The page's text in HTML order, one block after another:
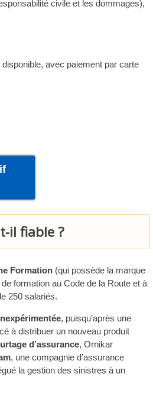
civile et les dommages),
avec paiement par carte
il fiable ?
Formation (qui possède la marque
de formation au Code de la Route et à
250 salariés.
, puisqu’après une
à distribuer un nouveau produit
d’assurance, Ornikar
, une compagnie d’assurance
la gestion des sinistres à un